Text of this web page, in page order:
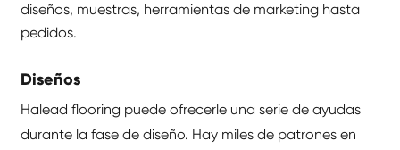
diseños, muestras, herramientas de marketing hasta
pedidos.
Diseños
Halead flooring puede ofrecerle una serie de ayudas
durante la fase de diseño. Hay miles de patrones en